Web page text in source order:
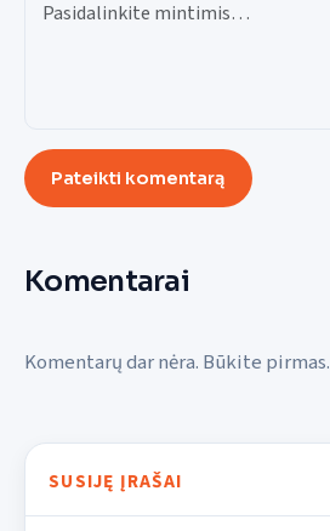
Pateikti komentarą
Komentarai
Komentarų dar nėra. Būkite pirmas.
SUSIJĘ ĮRAŠAI